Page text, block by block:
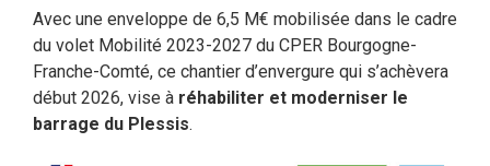
Avec une enveloppe de 6,5 M€ mobilisée dans le cadre
du volet Mobilité 2023-2027 du CPER Bourgogne-
Franche-Comté, ce chantier d’envergure qui s’achèvera
début 2026, vise à réhabiliter et moderniser le
barrage du Plessis.